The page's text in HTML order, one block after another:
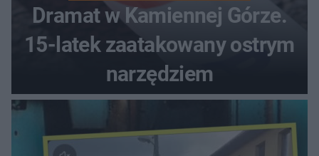
Dramat w Kamiennej Górze.
15-latek zaatakowany ostrym
narzędziem